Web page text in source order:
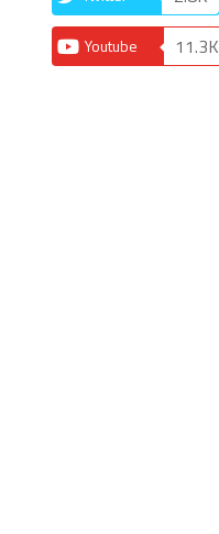
Youtube 11.3K